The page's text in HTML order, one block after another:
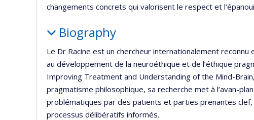
changements concrets qui valorisent le respect et
Biography
Le Dr Racine est un chercheur internationalement
au développement de la neuroéthique et de l’éthique
Improving Treatment and Understanding of the Mind-
pragmatisme philosophique, sa recherche met à l’avan-
problématiques par des patients et parties prenantes
processus délibératifs informés.